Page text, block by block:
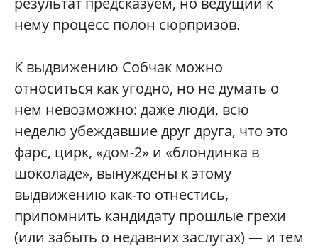
нему процесс полон сюрпризов.
К выдвижению Собчак можно
относиться как угодно, но не думать о
нем невозможно: даже люди, всю
неделю убеждавшие друг друга, что это
фарс, цирк, «дом-2» и «блондинка в
шоколаде», вынуждены к этому
выдвижению как-то отнестись,
припомнить кандидату прошлые грехи
(или забыть о недавних заслугах) — и тем